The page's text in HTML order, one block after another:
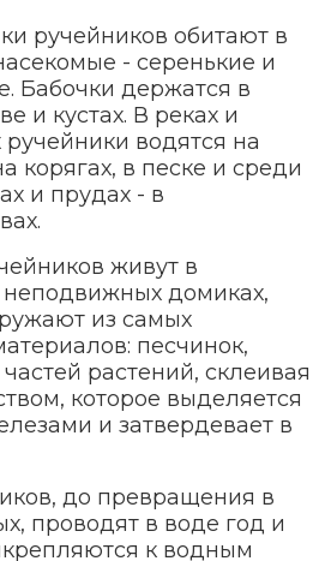
ручейников обитают в
- серенькие и
Бабочки держатся в
и кустах. В реках и
водятся на
корягах, в песке и среди
и прудах - в
живут в
домиках,
из самых
песчинок,
растений, склеивая
которое выделяется
и затвердевает в
до превращения в
проводят в воде год и
к водным